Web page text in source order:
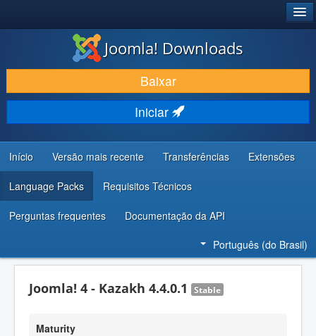
BAIXAR E APRIMORAR
DESCUBRA & APRENDA
COMUNIDADE & SUPORTE
RECURSOS PARA DESENVOLVEDORES
Joomla! Downloads
Baixar
Iniciar
Início Versão mais recente Transferências Extensões
Language Packs Requisitos Técnicos
Perguntas frequentes Documentação da API
Português (do Brasil)
Joomla! 4 - Kazakh 4.4.0.1 Stable
Maturity